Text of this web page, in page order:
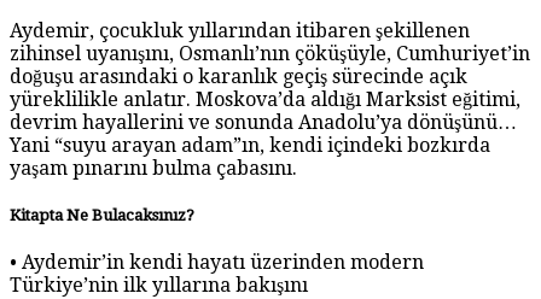
Aydemir, çocukluk yıllarından itibaren şekillenen
zihinsel uyanışını, Osmanlı’nın çöküşüyle, Cumhuriyet’in
doğuşu arasındaki o karanlık geçiş sürecinde açık
yüreklilikle anlatır. Moskova’da aldığı Marksist eğitimi,
devrim hayallerini ve sonunda Anadolu’ya dönüşünü…
Yani “suyu arayan adam”ın, kendi içindeki bozkırda
yaşam pınarını bulma çabasını.
Kitapta Ne Bulacaksınız?
• Aydemir’in kendi hayatı üzerinden modern
Türkiye’nin ilk yıllarına bakışını